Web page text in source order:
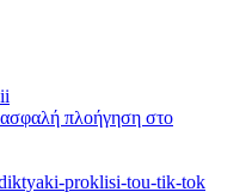
ασφαλή πλοήγηση στο